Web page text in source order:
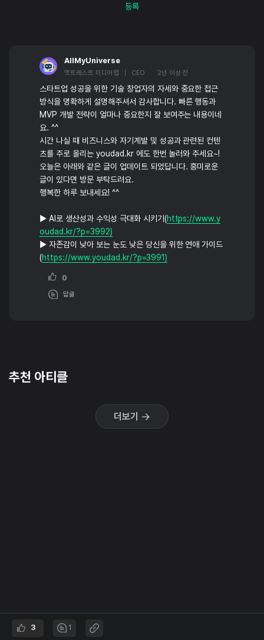
등록
AllMyUniverse
앳트레스트 미디어랩 | CEO 2년 이상 전
스타트업 성공을 위한 기술 창업자의 자세와 중요한 접근
방식을 명확하게 설명해주셔서 감사합니다. 빠른 행동과
MVP 개발 전략이 얼마나 중요한지 잘 보여주는 내용이네
요. ^^
시간 나실 때 비즈니스와 자기계발 및 성공과 관련된 컨텐
츠를 주로 올리는 youdad.kr 에도 한번 놀러와 주세요~!
오늘은 아래와 같은 글이 업데이트 되었답니다. 흥미로운
글이 있다면 방문 부탁드려요.
행복한 하루 보내세요! ^^
▶ AI로 생산성과 수익성 극대화 시키기(https://www.y
oudad.kr/?p=3992)
▶ 자존감이 낮아 보는 눈도 낮은 당신을 위한 연애 가이드
(https://www.youdad.kr/?p=3991)
0
답글
추천 아티클
더보기
3 1